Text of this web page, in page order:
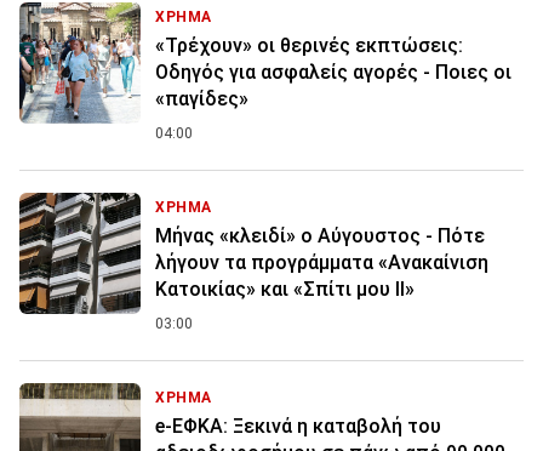
ΧΡΗΜΑ
«Τρέχουν» οι θερινές εκπτώσεις:
Οδηγός για ασφαλείς αγορές - Ποιες οι
«παγίδες»
04:00
ΧΡΗΜΑ
Μήνας «κλειδί» ο Αύγουστος - Πότε
λήγουν τα προγράμματα «Ανακαίνιση
Κατοικίας» και «Σπίτι μου ΙΙ»
03:00
ΧΡΗΜΑ
e-ΕΦΚΑ: Ξεκινά η καταβολή του